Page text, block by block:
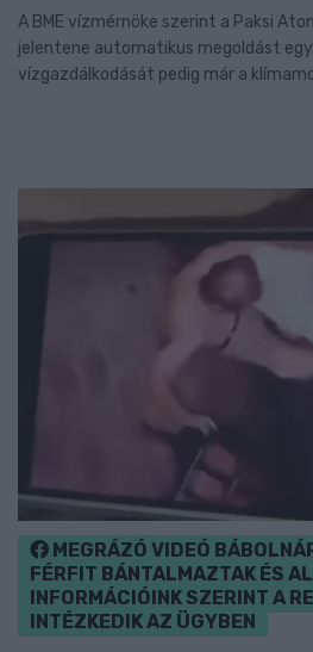
A BME vízmérnöke szerint a Paksi
jelentene automatikus megoldást
vízgazdálkodását pedig már a
MEGRÁZÓ VIDEÓ
FÉRFIT BÁNTALMAZTAK ÉS
INFORMÁCIÓINK SZERINT A
INTÉZKEDIK AZ ÜGYBEN